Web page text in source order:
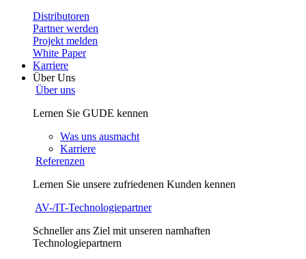
Distributoren
Partner werden
Projekt melden
White Paper
Karriere
Über Uns
Über uns
Lernen Sie GUDE kennen
Was uns ausmacht
Karriere
Referenzen
Lernen Sie unsere zufriedenen Kunden kennen
AV-/IT-Technologiepartner
Schneller ans Ziel mit unseren namhaften
Technologiepartnern